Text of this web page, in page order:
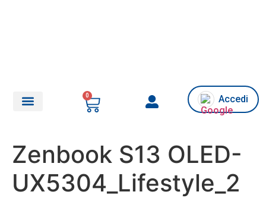
0 Accedi
Zenbook S13 OLED-
UX5304_Lifestyle_2